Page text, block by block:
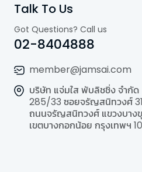
Talk To Us
Got Questions? Call us
02-8404888
member@jamsai.com
บริษัท แจ่มใส พับลิชชิ่ง จำกัด
285/33 ซอยจรัญสนิทวงศ์ 31
ถนนจรัญสนิทวงศ์ แขวงบาง
เขตบางกอกน้อย กรุงเทพฯ